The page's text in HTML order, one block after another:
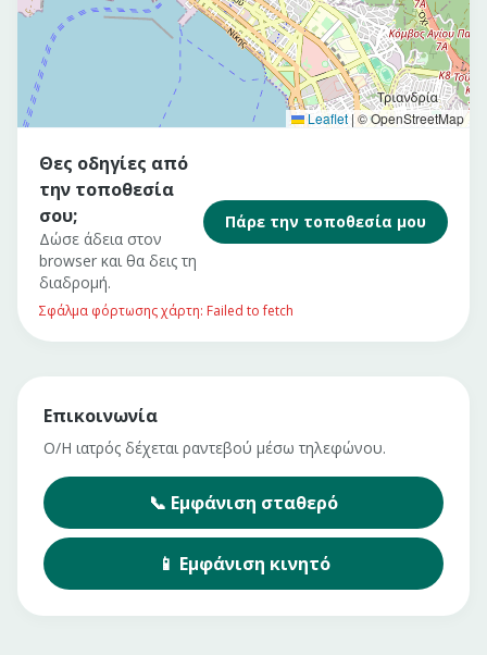
Leaflet |© OpenStreetMap
Θες οδηγίες από
την τοποθεσία
σου;
Δώσε άδεια στον
browser και θα δεις τη
διαδρομή.
Πάρε την τοποθεσία μου
Σφάλμα φόρτωσης χάρτη: Failed to fetch
Επικοινωνία
Ο/Η ιατρός δέχεται ραντεβού μέσω τηλεφώνου.
📞 Εμφάνιση σταθερό
📱 Εμφάνιση κινητό